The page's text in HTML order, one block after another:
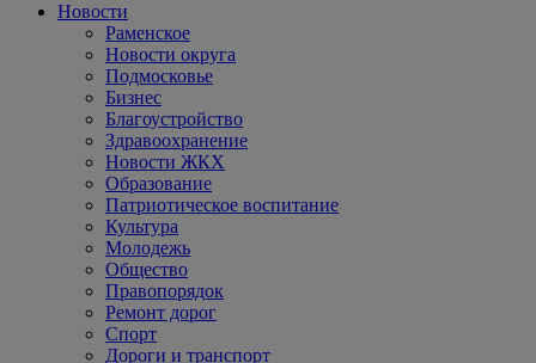
Новости
Раменское
Новости округа
Подмосковье
Бизнес
Благоустройство
Здравоохранение
Новости ЖКХ
Образование
Патриотическое воспитание
Культура
Молодежь
Общество
Правопорядок
Ремонт дорог
Спорт
Дороги и транспорт